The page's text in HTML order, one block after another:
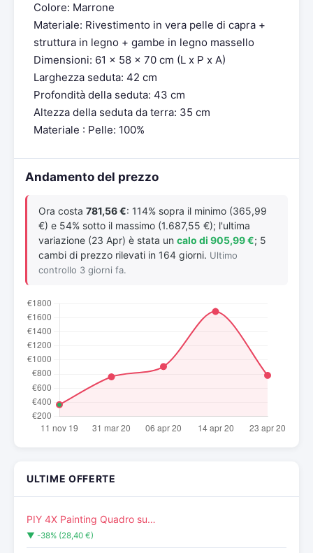
Colore: Marrone
Materiale: Rivestimento in vera pelle di capra +
struttura in legno + gambe in legno massello
Dimensioni: 61 x 58 x 70 cm (L x P x A)
Larghezza seduta: 42 cm
Profondità della seduta: 43 cm
Altezza della seduta da terra: 35 cm
Materiale : Pelle: 100%
Andamento del prezzo
Ora costa 781,56 €: 114% sopra il minimo (365,99
€) e 54% sotto il massimo (1.687,55 €); l'ultima
variazione (23 Apr) è stata un calo di 905,99 €; 5
cambi di prezzo rilevati in 164 giorni. Ultimo
controllo 3 giorni fa.
ULTIME OFFERTE
PIY 4X Painting Quadro su…
▼ -38% (28,40 €)